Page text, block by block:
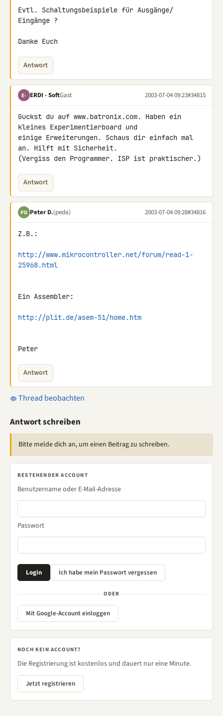
Evtl. Schaltungsbeispiele für Ausgänge/
Eingänge ?
Danke Euch
Antwort
E- ERDI - SoftGast 2003-07-04 09:23#34815
Guckst du auf www.batronix.com. Haben ein
kleines Experimentierboard und
einige Erweiterungen. Schaus dir einfach mal
an. Hilft mit Sicherheit.
(Vergiss den Programmer. ISP ist praktischer.)
Antwort
PD Peter D.(peda) 2003-07-04 09:28#34816
Z.B.:
http://www.mikrocontroller.net/forum/read-1-
25968.html
Ein Assembler:
http://plit.de/asem-51/home.htm
Peter
Antwort
Thread beobachten
Antwort schreiben
Bitte melde dich an, um einen Beitrag zu schreiben.
BESTEHENDER ACCOUNT
Benutzername oder E-Mail-Adresse
Passwort
ODER
Mit Google-Account einloggen
NOCH KEIN ACCOUNT?
Die Registrierung ist kostenlos und dauert nur eine Minute.
Jetzt registrieren